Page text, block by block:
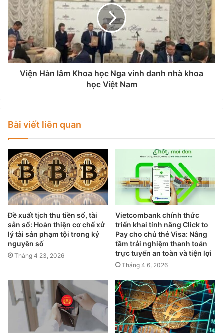
Viện Hàn lâm Khoa học Nga vinh danh nhà khoa
học Việt Nam
Bài viết liên quan
Đề xuất tịch thu tiền số, tài
sản số: Hoàn thiện cơ chế xử
lý tài sản phạm tội trong kỷ
nguyên số
Tháng 4 23, 2026
Vietcombank chính thức
triển khai tính năng Click to
Pay cho chủ thẻ Visa: Nâng
tầm trải nghiệm thanh toán
trực tuyến an toàn và tiện lợi
Tháng 4 6, 2026